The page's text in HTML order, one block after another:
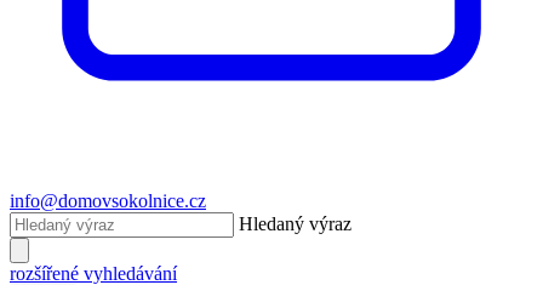
info@domovsokolnice.cz
Hledaný výraz
rozšířené vyhledávání